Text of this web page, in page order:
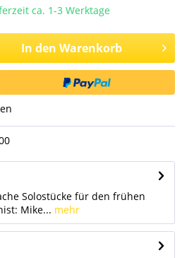
ca. 1-3 Werktage
In den Warenkorb
Solostücke für den frühen
Mike... mehr